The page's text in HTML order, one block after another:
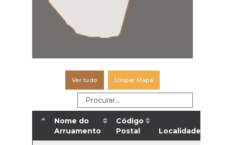
Ver tudo Limpar Mapa
Nome do
Arruamento
Código
Postal
Localidade